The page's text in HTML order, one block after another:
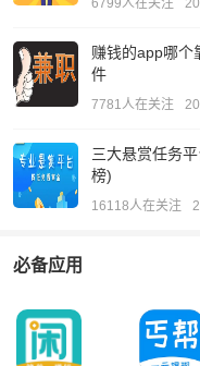
赚钱的app哪个
件
7781人在关注
三大悬赏任务
榜)
16118人在关注
必备应用